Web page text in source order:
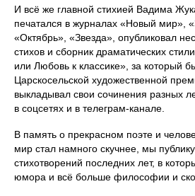
И всё же главной стихией Вадима
печатался в журналах «Новый мир»,
«Октябрь», «Звезда», опубликовал
стихов и сборник драматических
или Любовь к классике», за который
Царскосельской художественной
выкладывал свои сочинения разных
в соцсетях и в телеграм-канале.
В память о прекрасном поэте и
мир стал намного скучнее, мы
стихотворений последних лет, в
юмора и всё больше философии и